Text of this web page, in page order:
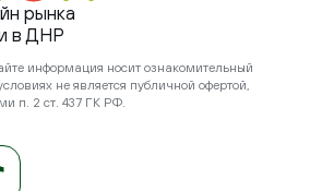
рынка
в ДНР
информация носит ознакомительный
не является публичной офертой,
п. 2 ст. 437 ГК РФ.